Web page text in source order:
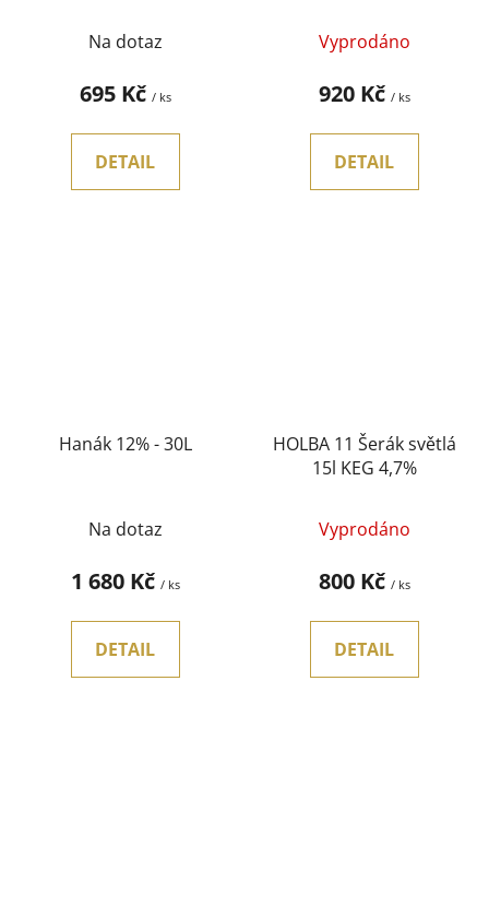
Na dotaz
695 Kč / ks
DETAIL
Vyprodáno
920 Kč / ks
DETAIL
Hanák 12% - 30L
Na dotaz
1 680 Kč / ks
DETAIL
HOLBA 11 Šerák světlá
15l KEG 4,7%
Vyprodáno
800 Kč / ks
DETAIL